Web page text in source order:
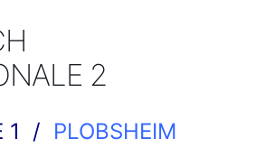
2
1 / PLOBSHEIM